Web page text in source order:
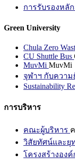
การรับรองหลั
Green University
Chula Zero
CU Shuttle Bus
MuvMi MuvMi
จุฬาฯ กับความ
Sustainability
การบริหาร
คณะผู้บริหาร
วิสัยทัศน์และยุ
โครงสร้างองค์